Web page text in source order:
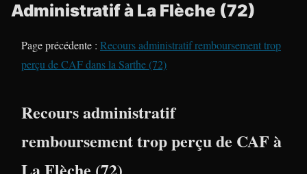
Administratif à La Flèche (72)
Page précédente : Recours administratif remboursement trop
perçu de CAF dans la Sarthe (72)
Recours administratif
remboursement trop perçu de CAF à